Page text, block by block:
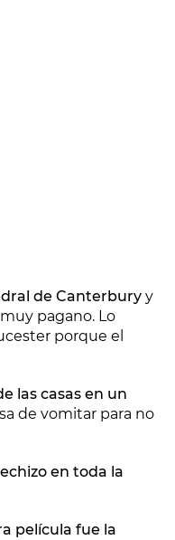
de Canterbury y
pagano. Lo
porque el
las casas en un
de vomitar para no
en toda la
película fue la